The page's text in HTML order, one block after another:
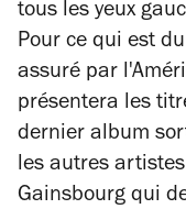
tous les yeux
Pour ce qui est
assuré par
présentera les
dernier album
les autres
Gainsbourg qui